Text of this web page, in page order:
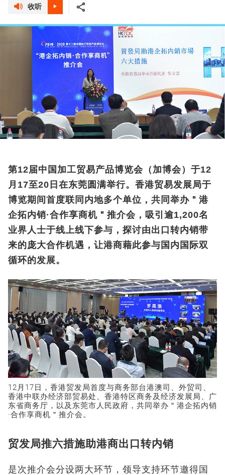
收听
第12届中国加工贸易产品博览会（加博会）于12
月17至20日在东莞圆满举行。香港贸易发展局于
博览期间首度联同内地多个单位，共同举办＂港
企拓内销·合作享商机＂推介会，吸引逾1,200名
业界人士于线上线下参与，探讨由出口转内销带
来的庞大合作机遇，让港商藉此参与国内国际双
循环的发展。
12月17日，香港贸发局首度与商务部台港澳司、外贸司、
香港中联办经济部贸易处、香港特区商务及经济发展局、广
东省商务厅，以及东莞市人民政府，共同举办＂港企拓内销
·合作享商机＂推介会。
贸发局推六措施助港商出口转内销
是次推介会分设两大环节，领导支持环节邀得国